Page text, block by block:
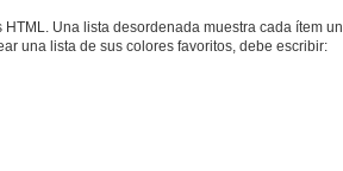
Una lista desordenada muestra cada ítem
una lista de sus colores favoritos, debe escribir: